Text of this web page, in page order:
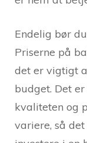
Endelig bør
Priserne på
det er vigtigt
budget. Det
kvaliteten og
variere, så